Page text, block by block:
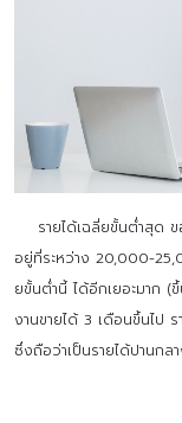
รายได้เฉลี่ยขั้นต่ำสุด ข
อยู่ที่ระหว่าง 20,000-
ยขั้นต่ำนี้ ได้อีกเยอะมาก
งานขายได้ 3 เดือนขึ้นไป
ซึ่งถือว่าเป็นรายได้ปานก